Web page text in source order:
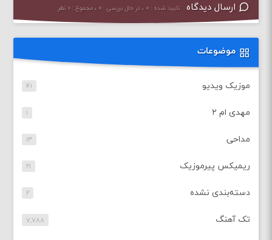
ارسال دیدگاه تایید شده : ۰ ، در حال بررسی : ۰ ، مجموع : ۰ نظر
موضوعات
موزیک ویدیو ۴۱
مهدی ام ۲ ۱
مداحی ۱۳
ریمیکس پیرموزیک ۲۱
دسته‌بندی نشده ۲
تک آهنگ ۷,۷۸۸